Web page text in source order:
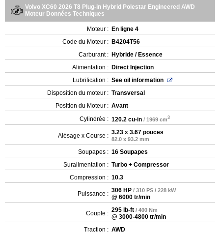
Volvo XC60 2026 T8 Plug-in Hybrid Polestar Engineered AWD
Moteur Données Techniques
Moteur : En ligne 4
Code du Moteur : B4204T56
Carburant : Hybride / Essence
Alimentation : Direct Injection
Lubrification : See oil information
Disposition du moteur : Transversal
Position du Moteur : Avant
Cylindrée : 120.2 cu-in / 1969 cm3
Alésage x Course : 3.23 x 3.67 pouces
82.0 x 93.2 mm
Soupapes : 16 Soupapes
Suralimentation : Turbo + Compressor
Compression : 10.3
Puissance : 306 HP / 310 PS / 228 kW
@ 6000 tr/min
Couple : 295 lb-ft / 400 Nm
@ 3000-4800 tr/min
Traction : AWD